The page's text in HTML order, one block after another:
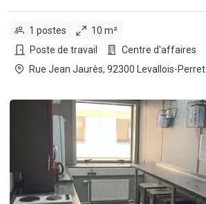
1 postes
10 m²
Poste de travail
Centre d'affaires
Rue Jean Jaurès, 92300 Levallois-Perret